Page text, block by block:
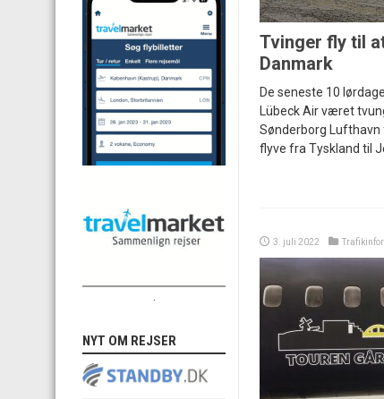
Tvinger fly til
Danmark
De seneste 10
Lübeck Air været
Sønderborg
flyve fra Tyskland til
3. juli 2022
NYT OM REJSER